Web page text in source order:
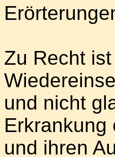
Zu Recht
und nicht
Erkrankung
und ihren